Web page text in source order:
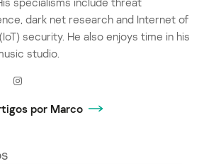
dark net research and Internet of
security. He also enjoys time in his
studio.
por Marco